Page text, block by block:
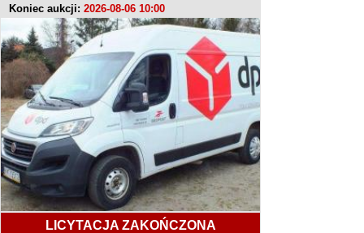
Koniec aukcji: 2026-08-06 10:00
LICYTACJA ZAKOŃCZONA